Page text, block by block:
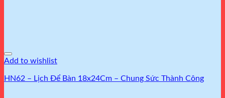
Add to wishlist
HN62 – Lịch Để Bàn 18x24Cm – Chung Sức Thành Công